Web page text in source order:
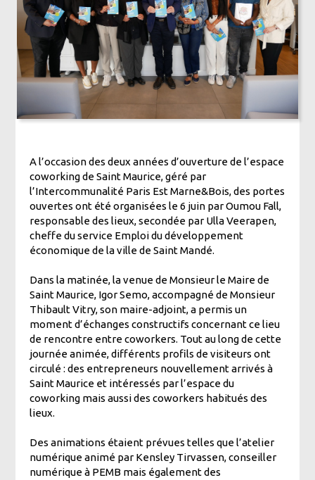
A l’occasion des deux années d’ouverture de l’espace
coworking de Saint Maurice, géré par
l’Intercommunalité Paris Est Marne&Bois, des portes
ouvertes ont été organisées le 6 juin par Oumou Fall,
responsable des lieux, secondée par Ulla Veerapen,
cheffe du service Emploi du développement
économique de la ville de Saint Mandé.
Dans la matinée, la venue de Monsieur le Maire de
Saint Maurice, Igor Semo, accompagné de Monsieur
Thibault Vitry, son maire-adjoint, a permis un
moment d’échanges constructifs concernant ce lieu
de rencontre entre coworkers. Tout au long de cette
journée animée, différents profils de visiteurs ont
circulé : des entrepreneurs nouvellement arrivés à
Saint Maurice et intéressés par l’espace du
coworking mais aussi des coworkers habitués des
lieux.
Des animations étaient prévues telles que l’atelier
numérique animé par Kensley Tirvassen, conseiller
numérique à PEMB mais également des